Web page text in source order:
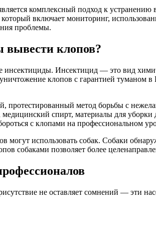
комплексный подход к устранению
включает мониторинг,
проблемы.
вывести клопов?
Инсектицид — это вид
клопов с гарантией туманом
метод борьбы с
спирт, материалы для
с клопами на
могут использовать собак. Собаки
собаками позволяет более
не оставляет сомнений — эти